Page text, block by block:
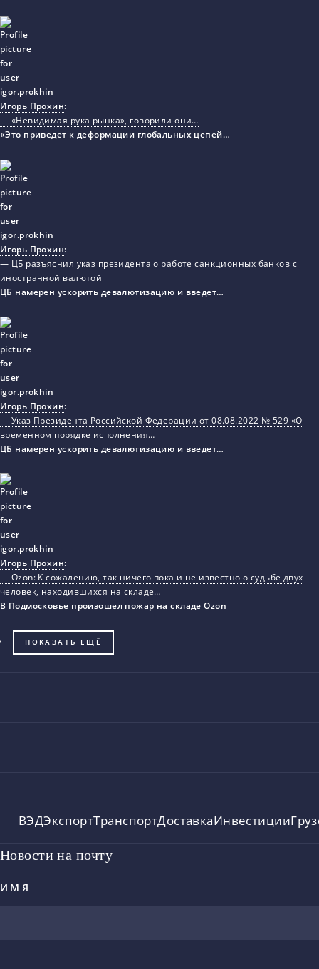
Игорь Прохин:
— «Невидимая рука рынка», говорили они…
«Это приведет к деформации глобальных цепей…
Игорь Прохин:
— ЦБ разъяснил указ президента о работе санкционных банков с
иностранной валютой
ЦБ намерен ускорить девалютизацию и введет…
Игорь Прохин:
— Указ Президента Российской Федерации от 08.08.2022 № 529 «О
временном порядке исполнения…
ЦБ намерен ускорить девалютизацию и введет…
Игорь Прохин:
— Ozon: К сожалению, так ничего пока и не известно о судьбе двух
человек, находившихся на складе…
В Подмосковье произошел пожар на складе Ozon
ПОКАЗАТЬ ЕЩЁ
ВЭДЭкспортТранспортДоставкаИнвестиции
Новости на почту
ИМЯ